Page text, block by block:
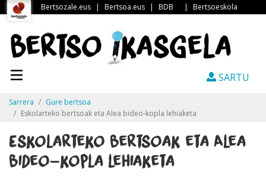
Bertsozale.eus | Bertsoa.eus | BDB | Bertsoeskola
SARTU
Sarrera
Gure bertsoa
Eskolarteko bertsoak eta Alea bideo-kopla lehiaketa
Eskolarteko bertsoak eta Alea
bideo-kopla lehiaketa